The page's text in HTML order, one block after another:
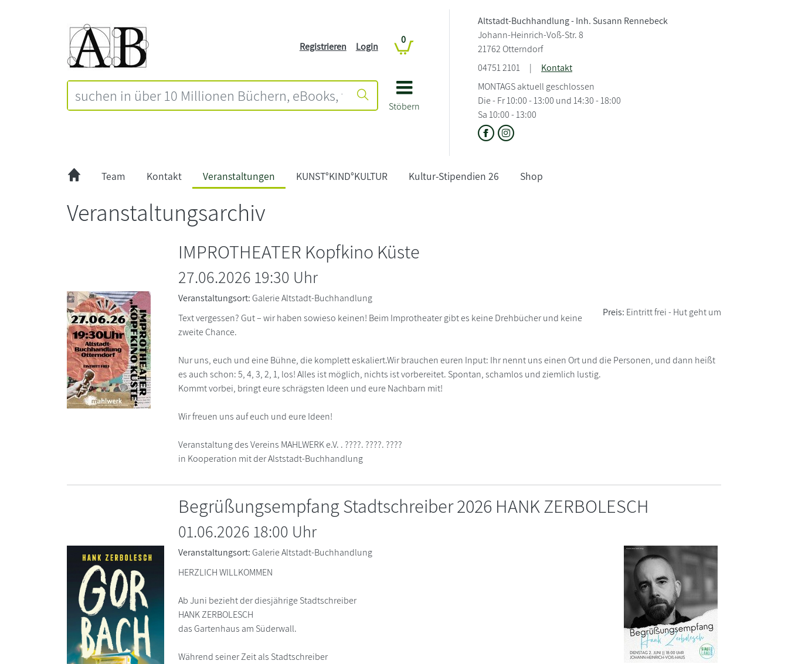
Stöbern
Registrieren Login
0
Altstadt-Buchhandlung - Inh. Susann Rennebeck
Johann-Heinrich-Voß-Str. 8
21762 Otterndorf
04751 2101
|
Kontakt
MONTAGS aktuell geschlossen
Die - Fr 10:00 - 13:00 und 14:30 - 18:00
Sa 10:00 - 13:00
Team Kontakt Veranstaltungen KUNST°KIND°KULTUR Kultur-Stipendien 26 Shop
Veranstaltungsarchiv
IMPROTHEATER Kopfkino Küste
27.06.2026 19:30 Uhr
Veranstaltungsort:Galerie Altstadt-Buchhandlung
Preis: Eintritt frei - Hut geht um
Text vergessen? Gut – wir haben sowieso keinen! Beim Improtheater gibt es keine Drehbücher und keine
zweite Chance.
Nur uns, euch und eine Bühne, die komplett eskaliert.Wir brauchen euren Input: Ihr nennt uns einen Ort und die Personen, und dann heißt
es auch schon: 5, 4, 3, 2, 1, los! Alles ist möglich, nichts ist vorbereitet. Spontan, schamlos und ziemlich lustig.
Kommt vorbei, bringt eure schrägsten Ideen und eure Nachbarn mit!
Wir freuen uns auf euch und eure Ideen!
Veranstaltung des Vereins MAHLWERK e.V. . ????. ????. ????
in Kooperation mit der Alststadt-Buchhandlung
Begrüßungsempfang Stadtschreiber 2026 HANK ZERBOLESCH
01.06.2026 18:00 Uhr
Veranstaltungsort:Galerie Altstadt-Buchhandlung
HERZLICH WILLKOMMEN
Ab Juni bezieht der diesjährige Stadtschreiber
HANK ZERBOLESCH
das Gartenhaus am Süderwall.
Während seiner Zeit als Stadtschreiber